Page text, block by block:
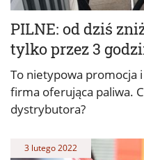
PILNE: od dziś
tylko przez 3
To nietypowa promocja
firma oferująca paliwa.
dystrybutora?
3 lutego 2022